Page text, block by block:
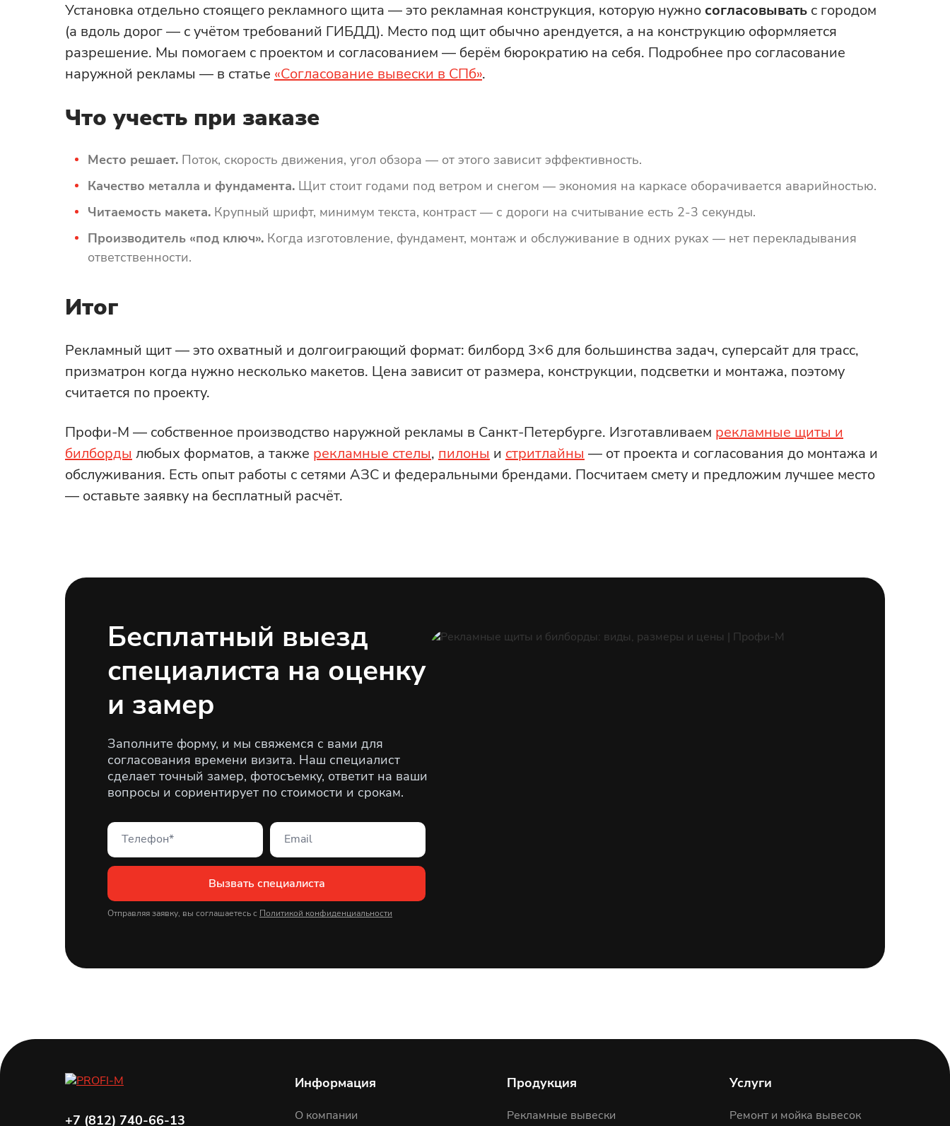
Установка отдельно стоящего рекламного щита — это рекламная конструкция, которую нужно согласовывать с городом
(а вдоль дорог — с учётом требований ГИБДД). Место под щит обычно арендуется, а на конструкцию оформляется
разрешение. Мы помогаем с проектом и согласованием — берём бюрократию на себя. Подробнее про согласование
наружной рекламы — в статье «Согласование вывески в СПб».
Что учесть при заказе
Место решает. Поток, скорость движения, угол обзора — от этого зависит эффективность.
Качество металла и фундамента. Щит стоит годами под ветром и снегом — экономия на каркасе оборачивается аварийностью.
Читаемость макета. Крупный шрифт, минимум текста, контраст — с дороги на считывание есть 2-3 секунды.
Производитель «под ключ». Когда изготовление, фундамент, монтаж и обслуживание в одних руках — нет перекладывания
ответственности.
Итог
Рекламный щит — это охватный и долгоиграющий формат: билборд 3×6 для большинства задач, суперсайт для трасс,
призматрон когда нужно несколько макетов. Цена зависит от размера, конструкции, подсветки и монтажа, поэтому
считается по проекту.
Профи-М — собственное производство наружной рекламы в Санкт-Петербурге. Изготавливаем рекламные щиты и
билборды любых форматов, а также рекламные стелы, пилоны и стритлайны — от проекта и согласования до монтажа и
обслуживания. Есть опыт работы с сетями АЗС и федеральными брендами. Посчитаем смету и предложим лучшее место
— оставьте заявку на бесплатный расчёт.
Бесплатный выезд
специалиста на оценку
и замер
Заполните форму, и мы свяжемся с вами для
согласования времени визита. Наш специалист
сделает точный замер, фотосъемку, ответит на ваши
вопросы и сориентирует по стоимости и срокам.
Вызвать специалиста
Отправляя заявку, вы соглашаетесь с Политикой конфиденциальности
+7 (812) 740-66-13
Информация
О компании
Продукция
Рекламные вывески
Услуги
Ремонт и мойка вывесок